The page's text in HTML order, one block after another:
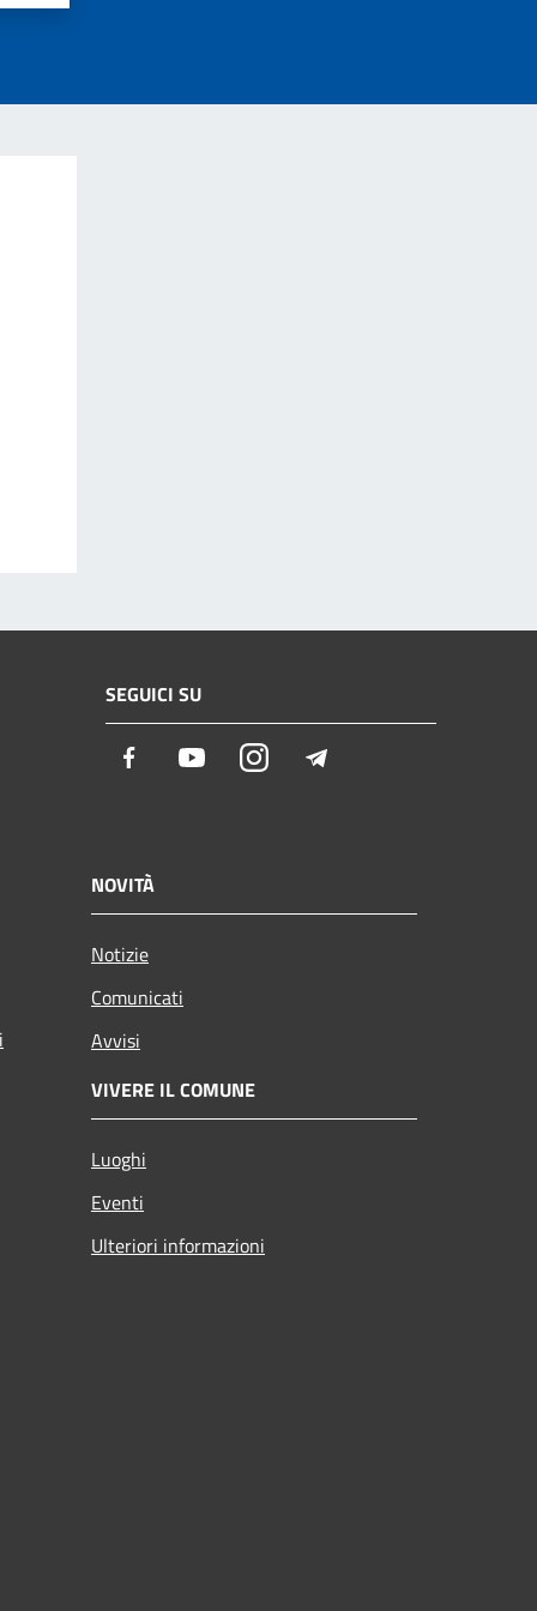
SEGUICI SU
Facebook YoutubeInstagram
NOVITÀ
Notizie
Comunicati
Avvisi
VIVERE IL COMUNE
Luoghi
Eventi
Ulteriori informazioni